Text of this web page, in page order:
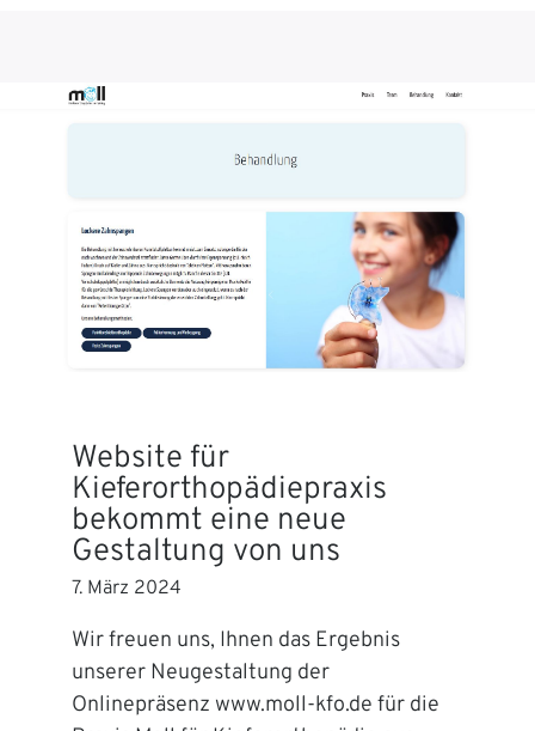
Website für
Kieferorthopädiepraxis
bekommt eine neue
Gestaltung von uns
7. März 2024
Wir freuen uns, Ihnen das Ergebnis
unserer Neugestaltung der
Onlinepräsenz www.moll-kfo.de für die